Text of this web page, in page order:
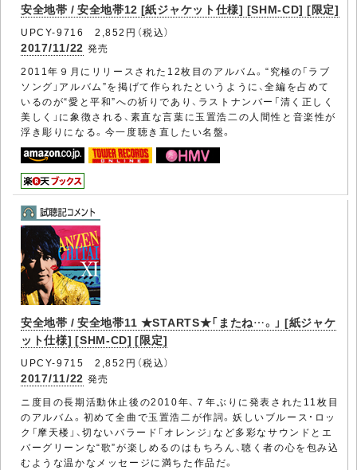
安全地帯 / 安全地帯12 [紙ジャケット仕様] [SHM-CD] [限定]
UPCY-9716 2,852円（税込）
2017/11/22 発売
2011年９月にリリースされた12枚目のアルバム。“究極の「ラブ
ソング」アルバム”を掲げて作られたというように、全編を占めて
いるのが“愛と平和”への祈りであり、ラストナンバー「清く正しく
美しく」に象徴される、素直な言葉に玉置浩二の人間性と音楽性が
浮き彫りになる。今一度聴き直したい名盤。
安全地帯 / 安全地帯11 ★STARTS★「またね…。」 [紙ジャケ
ット仕様] [SHM-CD] [限定]
UPCY-9715 2,852円（税込）
2017/11/22 発売
ニ度目の長期活動休止後の2010年、７年ぶりに発表された11枚目
のアルバム。初めて全曲で玉置浩二が作詞。妖しいブルース・ロッ
ク「摩天楼」、切ないバラード「オレンジ」など多彩なサウンドとエ
バーグリーンな“歌”が楽しめるのはもちろん、聴く者の心を包み込
むような温かなメッセージに満ちた作品だ。